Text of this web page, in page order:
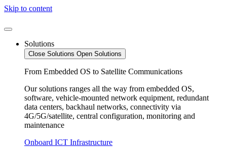
Skip to content
Solutions
Close Solutions Open Solutions
From Embedded OS to Satellite Communications
Our solutions ranges all the way from embedded OS,
software, vehicle-mounted network equipment, redundant
data centers, backhaul networks, connectivity via
4G/5G/satellite, central configuration, monitoring and
maintenance
Onboard ICT Infrastructure